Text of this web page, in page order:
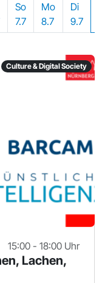
So
7.7
Mo
8.7
Di
9.7
Culture & Digital Society
15:00 - 18:00 Uhr
Lachen,